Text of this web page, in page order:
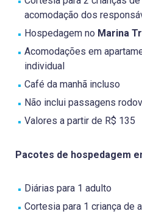
acomodação dos
Hospedagem no Marina
Acomodações em
individual
Café da manhã incluso
Não inclui passagens
Valores a partir de R$ 135
Pacotes de hospedagem
Diárias para 1 adulto
Cortesia para 1 criança de